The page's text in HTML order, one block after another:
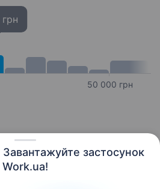
застосунок
Work.ua!
50 000 грн